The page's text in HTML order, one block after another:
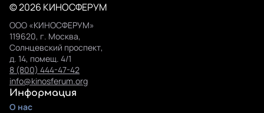
© 2026 КИНОСФЕРУМ
ООО «КИНОСФЕРУМ»
119620, г. Москва,
Солнцевский проспект,
д. 14, помещ. 4/1
8 (800) 444-47-42
info@kinosferum.org
Информация
О нас